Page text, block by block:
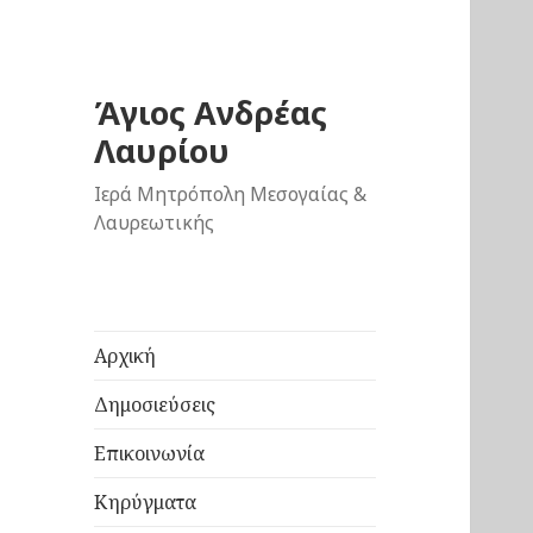
Άγιος Ανδρέας
Λαυρίου
Ιερά Μητρόπολη Μεσογαίας &
Λαυρεωτικής
Αρχική
Δημοσιεύσεις
Επικοινωνία
Κηρύγματα